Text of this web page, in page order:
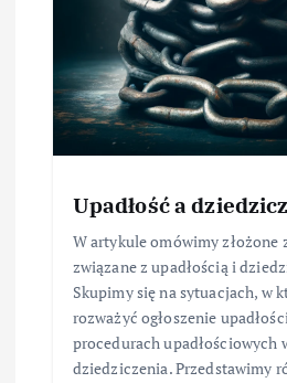
Upadłość a
W artykule omówimy złożone
związane z upadłością i
Skupimy się na sytuacjach, w
rozważyć ogłoszenie
procedurach upadłościowych
dziedziczenia. Przedstawimy